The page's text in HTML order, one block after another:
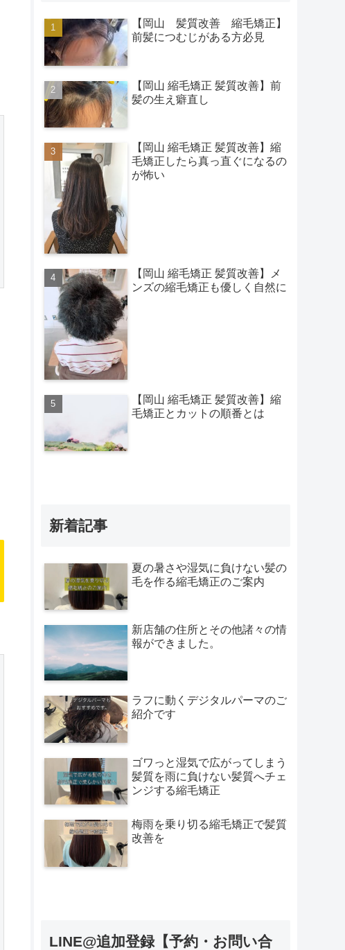
【岡山 髪質改善 縮毛矯正】
前髪につむじがある方必見
【岡山 縮毛矯正 髪質改善】前
髪の生え癖直し
【岡山 縮毛矯正 髪質改善】縮
毛矯正したら真っ直ぐになるの
が怖い
【岡山 縮毛矯正 髪質改善】メ
ンズの縮毛矯正も優しく自然に
【岡山 縮毛矯正 髪質改善】縮
毛矯正とカットの順番とは
新着記事
夏の暑さや湿気に負けない髪の
毛を作る縮毛矯正のご案内
新店舗の住所とその他諸々の情
報ができました。
ラフに動くデジタルパーマのご
紹介です
ゴワっと湿気で広がってしまう
髪質を雨に負けない髪質へチェ
ンジする縮毛矯正
梅雨を乗り切る縮毛矯正で髪質
改善を
LINE@追加登録【予約・お問い合